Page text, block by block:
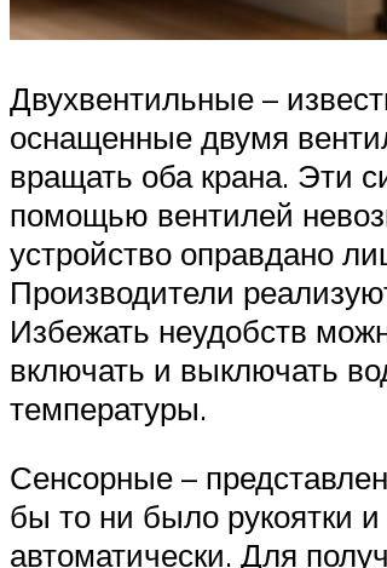
Двухвентильные –
оснащенные двумя
вращать оба крана. Эти
помощью вентилей
устройство оправдано
Производители
Избежать неудобств
включать и выключать
температуры.
Сенсорные –
бы то ни было рукоятки
автоматически. Для